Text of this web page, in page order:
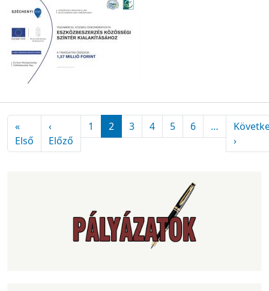
Oldalszámozás
«
Első Első oldal
‹
Előző Előző oldal
1 2 3 4 5 6 …
›